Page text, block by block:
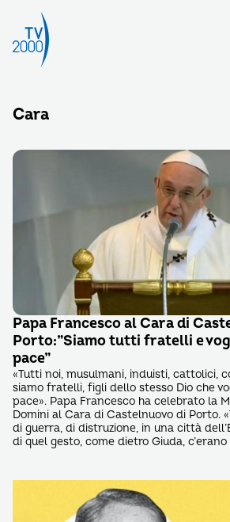
Cara
Papa Francesco al Cara di
Porto:”Siamo tutti fratelli e
pace”
«Tutti noi, musulmani, induisti, cattolici,
siamo fratelli, figli dello stesso Dio che
pace». Papa Francesco ha celebrato la
Domini al Cara di Castelnuovo di Porto.
di guerra, di distruzione, in una città
di quel gesto, come dietro Giuda, c’erano